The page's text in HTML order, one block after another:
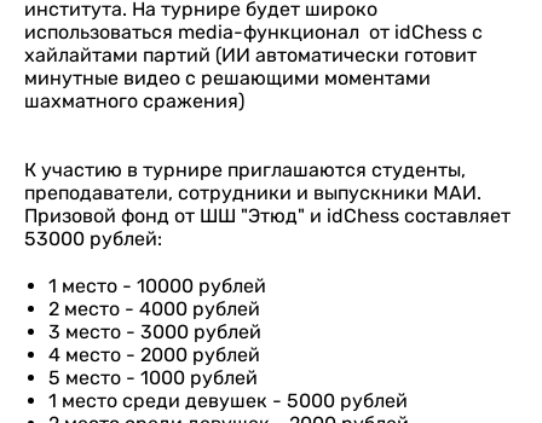
института. На турнире будет широко
использоваться media-функционал от idChess с
хайлайтами партий (ИИ автоматически готовит
минутные видео с решающими моментами
шахматного сражения)
К участию в турнире приглашаются студенты,
преподаватели, сотрудники и выпускники МАИ.
Призовой фонд от ШШ "Этюд" и idChess составляет
53000 рублей:
1 место - 10000 рублей
2 место - 4000 рублей
3 место - 3000 рублей
4 место - 2000 рублей
5 место - 1000 рублей
1 место среди девушек - 5000 рублей